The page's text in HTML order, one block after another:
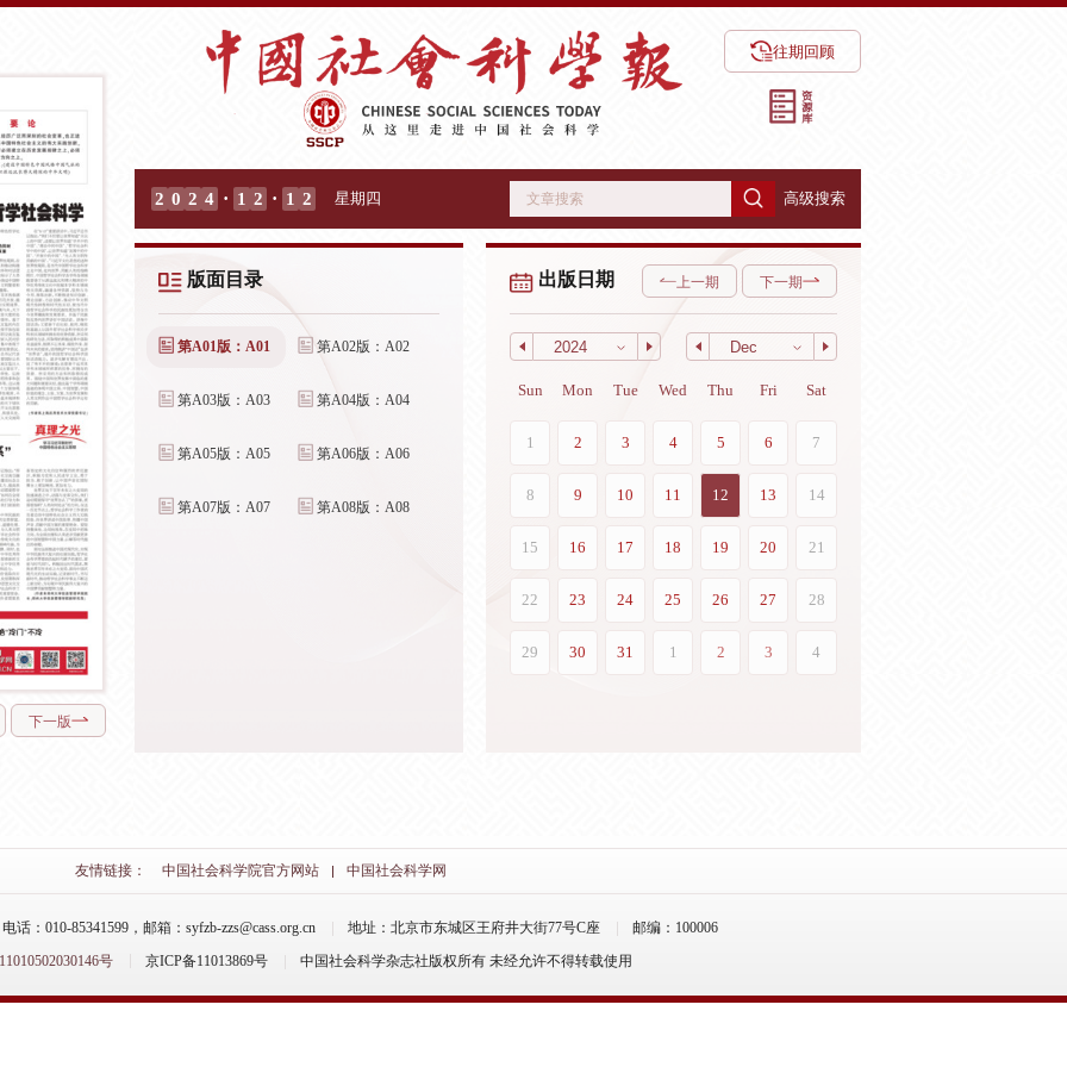
下一版
往期回顾
2 0 2 4 · 1 2 · 1 2 星期四 高级搜索
版面目录
第A01版：A01 第A02版：A02
第A03版：A03 第A04版：A04
第A05版：A05 第A06版：A06
第A07版：A07 第A08版：A08
出版日期 上一期 下一期
友情链接： 中国社会科学院官方网站 中国社会科学网
：010-85341599，邮箱：syfzb-zzs@cass.org.cn 地址：北京市东城区王府井大街77号C座
邮编：100006
号
京ICP备11013869号 中国社会科学杂志社版权所有 未经允许不得转载使用